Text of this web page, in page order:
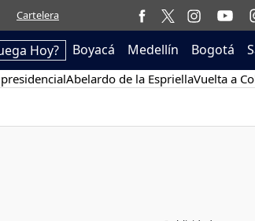
Cartelera
Hoy? Boyacá Medellín Bogotá
Abelardo de la EspriellaVuelta a